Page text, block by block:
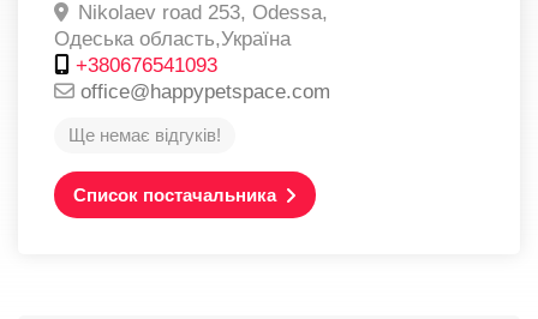
Nikolaev road 253, Odessa,
Одеська область,Україна
+380676541093
office@happypetspace.com
Ще немає відгуків!
Список постачальника